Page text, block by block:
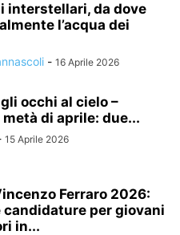
interstellari, da dove
l’acqua dei
- 16 Aprile 2026
occhi al cielo –
metà di aprile: due...
15 Aprile 2026
Ferraro 2026:
candidature per giovani
in...